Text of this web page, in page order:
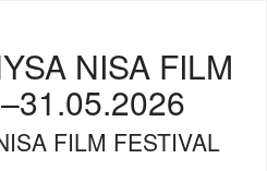
NISA FILM
FILM FESTIVAL